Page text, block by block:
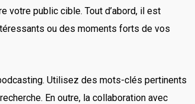
votre public cible. Tout d’abord, il est
ou des moments forts de vos
Utilisez des mots-clés pertinents
En outre, la collaboration avec